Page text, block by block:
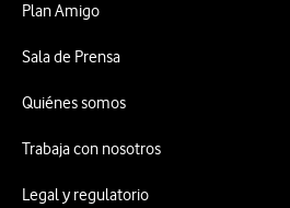
Plan Amigo
Sala de Prensa
Quiénes somos
Trabaja con nosotros
Legal y regulatorio